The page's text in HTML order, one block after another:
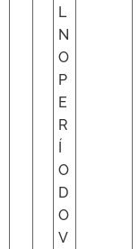
L
N
O
P
E
R
Í
O
D
O
V